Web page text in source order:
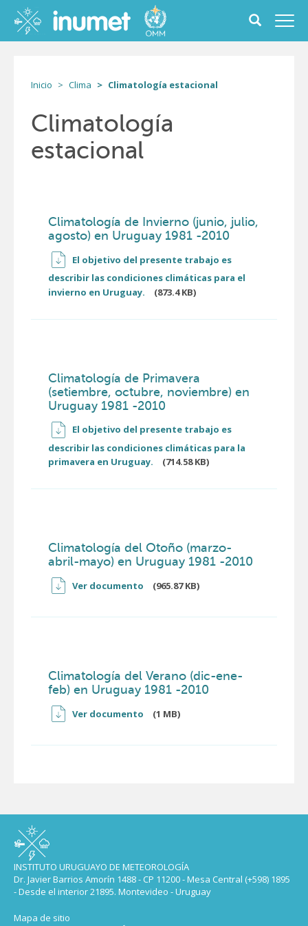
contenido
principal
Toggle
search
form
Inicio Clima Climatología estacional
Climatología
estacional
Climatología de Invierno (junio, julio,
agosto) en Uruguay 1981 -2010
El objetivo del presente trabajo es
describir las condiciones climáticas para el
invierno en Uruguay.
(873.4 KB)
Climatología de Primavera
(setiembre, octubre, noviembre) en
Uruguay 1981 -2010
El objetivo del presente trabajo es
describir las condiciones climáticas para la
primavera en Uruguay.
(714.58 KB)
Climatología del Otoño (marzo-
abril-mayo) en Uruguay 1981 -2010
Ver documento (965.87 KB)
Climatología del Verano (dic-ene-
feb) en Uruguay 1981 -2010
Ver documento (1 MB)
INSTITUTO URUGUAYO DE METEOROLOGÍA
Dr. Javier Barrios Amorín 1488 - CP 11200 - Mesa Central (+598) 1895
- Desde el interior 21895. Montevideo - Uruguay
Mapa de sitio